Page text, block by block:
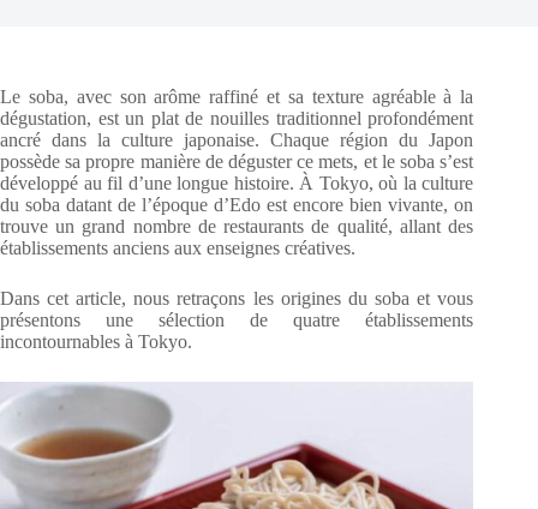
Le soba, avec son arôme raffiné et sa texture agréable à la
dégustation, est un plat de nouilles traditionnel profondément
ancré dans la culture japonaise. Chaque région du Japon
possède sa propre manière de déguster ce mets, et le soba s’est
développé au fil d’une longue histoire. À Tokyo, où la culture
du soba datant de l’époque d’Edo est encore bien vivante, on
trouve un grand nombre de restaurants de qualité, allant des
établissements anciens aux enseignes créatives.
Dans cet article, nous retraçons les origines du soba et vous
présentons une sélection de quatre établissements
incontournables à Tokyo.